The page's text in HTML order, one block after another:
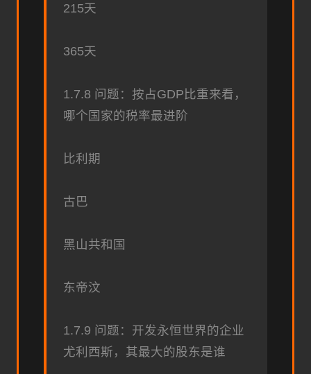
215天
365天
1.7.8 问题：按占GDP比重来看，
哪个国家的税率最进阶
比利期
古巴
黑山共和国
东帝汶
1.7.9 问题：开发永恒世界的企业
尤利西斯，其最大的股东是谁